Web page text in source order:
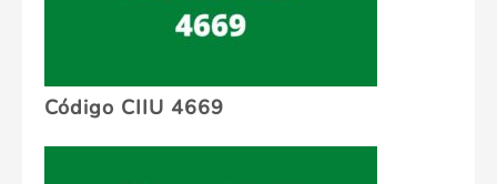
Código CIIU 4669